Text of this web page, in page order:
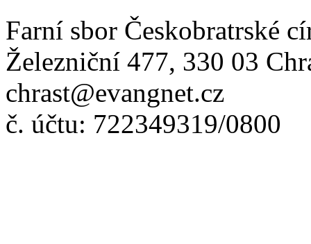
Farní sbor Českobratrské
Železniční 477, 330 03
chrast@evangnet.cz
č. účtu: 722349319/0800